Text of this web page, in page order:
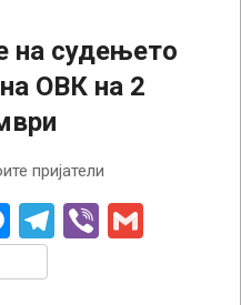
судењето
ОВК на 2
пријатели
Messenger
Telegram
Viber